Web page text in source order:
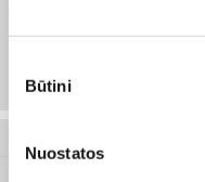
pasirinkimas
Būtini
Nuostatos
100 vnt